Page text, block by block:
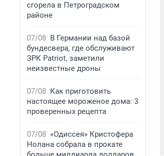
сгорела в Петроградском
районе
07/08 В Германии над базой
бундесвера, где обслуживают
ЗРК Patriot, заметили
неизвестные дроны
07/08 Как приготовить
настоящее мороженое дома: 3
проверенных рецепта
07/08 «Одиссея» Кристофера
Нолана собрала в прокате